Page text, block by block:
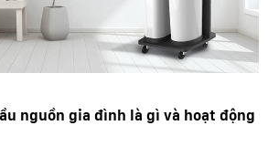
nguồn gia đình là gì và hoạt động